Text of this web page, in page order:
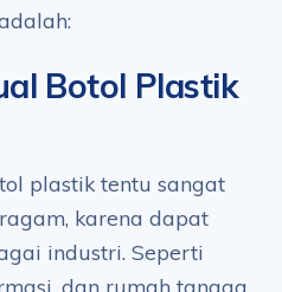
Botol Plastik
plastik tentu sangat
karena dapat
industri. Seperti
dan rumah tangga,